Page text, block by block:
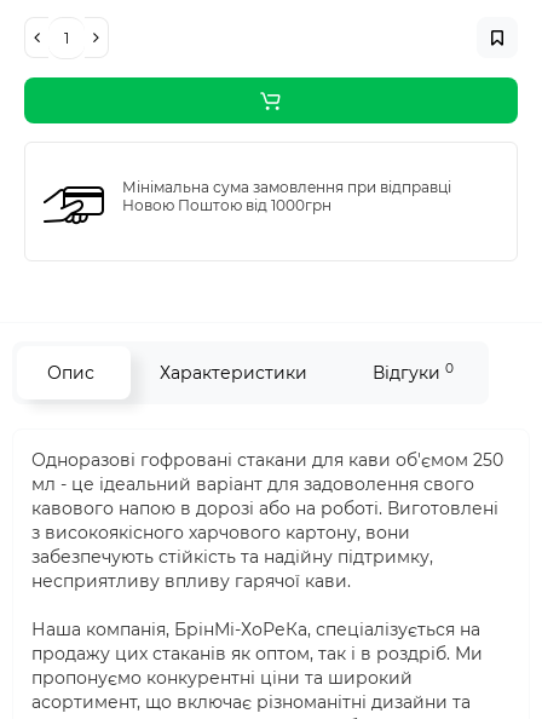
Мінімальна сума замовлення при відправці
Новою Поштою від 1000грн
Опис Характеристики Відгуки 0
Одноразові гофровані стакани для кави об'ємом 250
мл - це ідеальний варіант для задоволення свого
кавового напою в дорозі або на роботі. Виготовлені
з високоякісного харчового картону, вони
забезпечують стійкість та надійну підтримку,
несприятливу впливу гарячої кави.
Наша компанія, БрінМі-ХоРеКа, спеціалізується на
продажу цих стаканів як оптом, так і в роздріб. Ми
пропонуємо конкурентні ціни та широкий
асортимент, що включає різноманітні дизайни та